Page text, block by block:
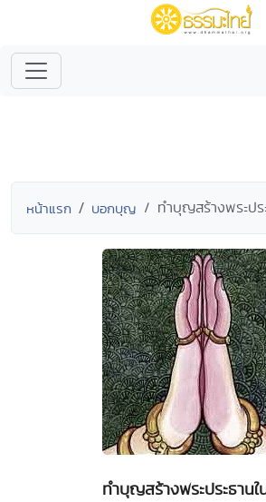
หน้าแรก บอกบุญ ทำบุญสร้างพระปร
ทำบุญสร้างพระประธานใ